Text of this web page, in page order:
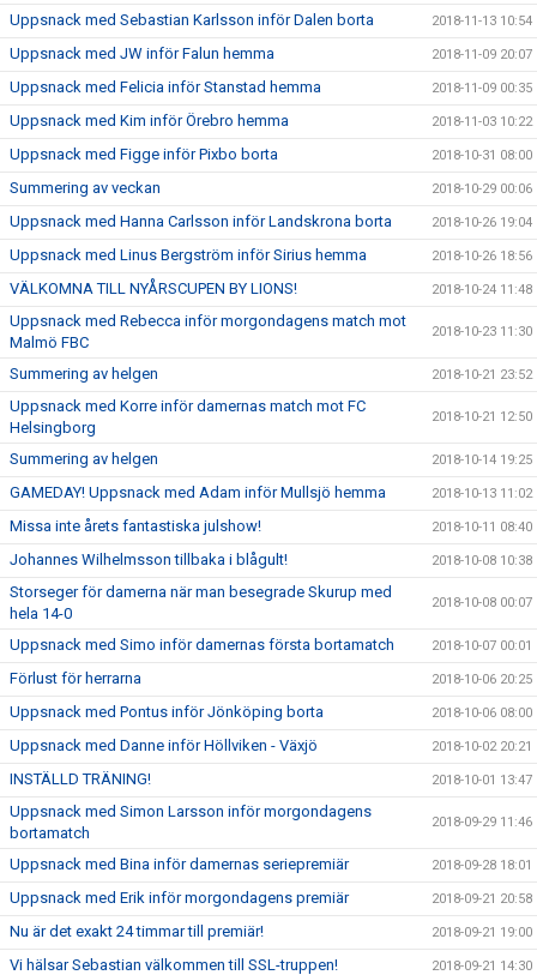
Uppsnack med Sebastian Karlsson inför Dalen borta 2018-11-13 10:54
Uppsnack med JW inför Falun hemma 2018-11-09 20:07
Uppsnack med Felicia inför Stanstad hemma 2018-11-09 00:35
Uppsnack med Kim inför Örebro hemma 2018-11-03 10:22
Uppsnack med Figge inför Pixbo borta 2018-10-31 08:00
Summering av veckan 2018-10-29 00:06
Uppsnack med Hanna Carlsson inför Landskrona borta 2018-10-26 19:04
Uppsnack med Linus Bergström inför Sirius hemma 2018-10-26 18:56
VÄLKOMNA TILL NYÅRSCUPEN BY LIONS! 2018-10-24 11:48
Uppsnack med Rebecca inför morgondagens match mot
Malmö FBC
2018-10-23 11:30
Summering av helgen 2018-10-21 23:52
Uppsnack med Korre inför damernas match mot FC
Helsingborg
2018-10-21 12:50
Summering av helgen 2018-10-14 19:25
GAMEDAY! Uppsnack med Adam inför Mullsjö hemma 2018-10-13 11:02
Missa inte årets fantastiska julshow! 2018-10-11 08:40
Johannes Wilhelmsson tillbaka i blågult! 2018-10-08 10:38
Storseger för damerna när man besegrade Skurup med
hela 14-0
2018-10-08 00:07
Uppsnack med Simo inför damernas första bortamatch 2018-10-07 00:01
Förlust för herrarna 2018-10-06 20:25
Uppsnack med Pontus inför Jönköping borta 2018-10-06 08:00
Uppsnack med Danne inför Höllviken - Växjö 2018-10-02 20:21
INSTÄLLD TRÄNING! 2018-10-01 13:47
Uppsnack med Simon Larsson inför morgondagens
bortamatch
2018-09-29 11:46
Uppsnack med Bina inför damernas seriepremiär 2018-09-28 18:01
Uppsnack med Erik inför morgondagens premiär 2018-09-21 20:58
Nu är det exakt 24 timmar till premiär! 2018-09-21 19:00
Vi hälsar Sebastian välkommen till SSL-truppen! 2018-09-21 14:30